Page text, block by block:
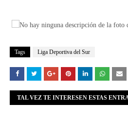
Tags Liga Deportiva del Sur
TAL VEZ TE INTERESEN ESTAS